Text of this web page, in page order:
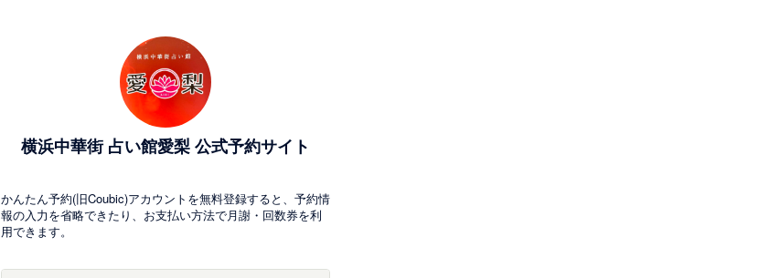
横浜中華街 占い館愛梨 公式予約サイト
かんたん予約(旧Coubic)アカウントを無料登録すると、予約情
報の入力を省略できたり、お支払い方法で月謝・回数券を利
用できます。